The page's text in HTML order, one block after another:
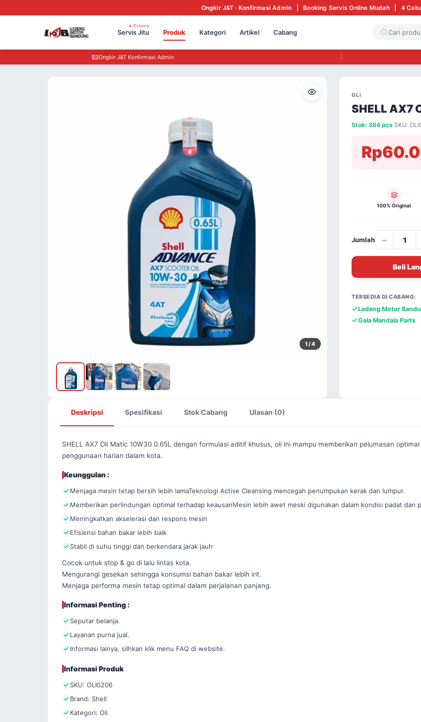
Ongkir J&T · Konfirmasi Admin | Booking Servis Online Mudah | 4
Servis Jitu
🔥 Promo
Produk Kategori Artikel Cabang
Ongkir J&T Konfirmasi Admin
1/ 4
OLI
SHELL AX7
Stok: 364 pcs·SKU:
100% Original
Jumlah −
Beli
TERSEDIA DI CABANG:
Ledeng Motor
Gala Mandala Parts
Deskripsi Spesifikasi Stok Cabang Ulasan (0)
SHELL AX7 Oli Matic 10W30 0.65L dengan formulasi aditif khusus, oli ini mampu memberikan pelumasan
penggunaan harian dalam kota.
Keunggulan :
Menjaga mesin tetap bersih lebih lamaTeknologi Active Cleansing mencegah penumpukan kerak dan lumpur.
Memberikan perlindungan optimal terhadap keausanMesin lebih awet meski digunakan dalam kondisi padat dan
Meningkatkan akselerasi dan respons mesin
Efisiensi bahan bakar lebih baik
Stabil di suhu tinggi dan berkendara jarak jauh
Cocok untuk stop & go di lalu lintas kota.
Mengurangi gesekan sehingga konsumsi bahan bakar lebih irit.
Menjaga performa mesin tetap optimal dalam perjalanan panjang.
Informasi Penting :
Seputar belanja.
Layanan purna jual.
Informasi lainya, silhkan klik menu FAQ di website.
Informasi Produk
SKU: OLI0206
Brand: Shell
Kategori: Oli